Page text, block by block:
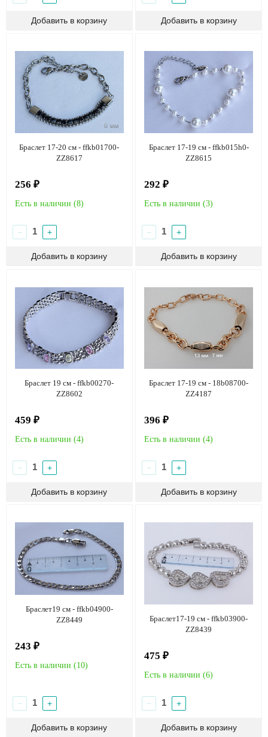
Браслет 17-20 см - ffkb01700-
ZZ8617
256 ₽
Есть в наличии (8)
− +
Браслет 17-19 см - ffkb015h0-
ZZ8615
292 ₽
Есть в наличии (3)
− +
Браслет 19 см - ffkb00270-
ZZ8602
459 ₽
Есть в наличии (4)
− +
Браслет 17-19 см - 18b08700-
ZZ4187
396 ₽
Есть в наличии (4)
− +
Браслет19 см - ffkb04900-
ZZ8449
243 ₽
Есть в наличии (10)
− +
Браслет17-19 см - ffkb03900-
ZZ8439
475 ₽
Есть в наличии (6)
− +